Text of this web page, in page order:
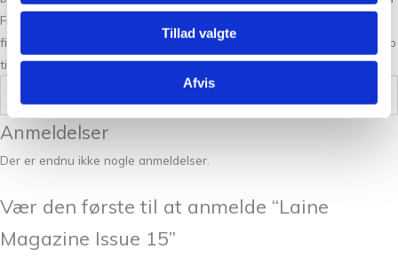
Tillad valgte
Afvis
Frederiksberg. Det er et sted, hvor du finder nye produkter, du ikke
finder andre steder og kan få gode råd og strik om hækling eller hjælp
til dit næste strikkeprojekt.
Anmeldelser
Der er endnu ikke nogle anmeldelser.
Vær den første til at anmelde “Laine
Magazine Issue 15”